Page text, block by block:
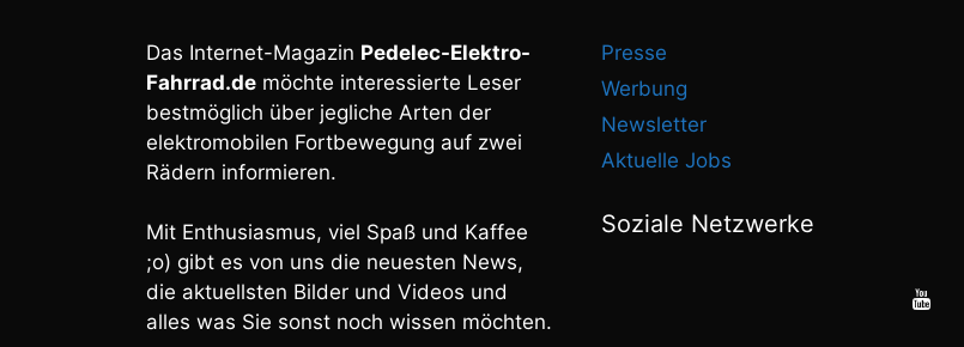
Das Internet-Magazin Pedelec-Elektro-
Fahrrad.de möchte interessierte Leser
bestmöglich über jegliche Arten der
elektromobilen Fortbewegung auf zwei
Rädern informieren.
Mit Enthusiasmus, viel Spaß und Kaffee
;o) gibt es von uns die neuesten News,
die aktuellsten Bilder und Videos und
alles was Sie sonst noch wissen möchten.
Presse
Werbung
Newsletter
Aktuelle Jobs
Soziale Netzwerke